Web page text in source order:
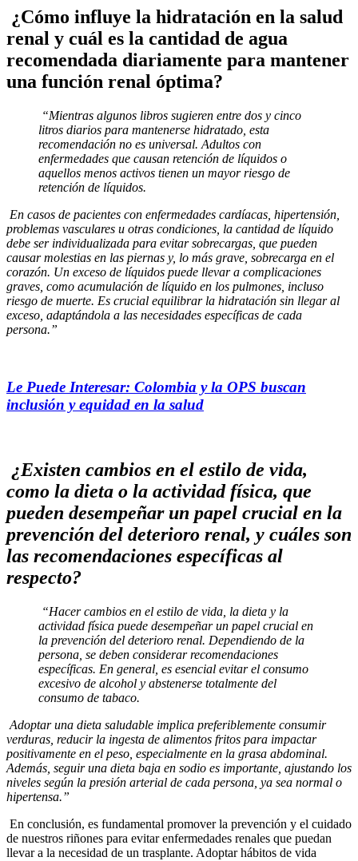
¿Cómo influye la hidratación en la salud
renal y cuál es la cantidad de agua
recomendada diariamente para mantener
una función renal óptima?
“Mientras algunos libros sugieren entre dos y cinco
litros diarios para mantenerse hidratado, esta
recomendación no es universal. Adultos con
enfermedades que causan retención de líquidos o
aquellos menos activos tienen un mayor riesgo de
retención de líquidos.
En casos de pacientes con enfermedades cardíacas, hipertensión,
problemas vasculares u otras condiciones, la cantidad de líquido
debe ser individualizada para evitar sobrecargas, que pueden
causar molestias en las piernas y, lo más grave, sobrecarga en el
corazón. Un exceso de líquidos puede llevar a complicaciones
graves, como acumulación de líquido en los pulmones, incluso
riesgo de muerte. Es crucial equilibrar la hidratación sin llegar al
exceso, adaptándola a las necesidades específicas de cada
persona.”
Le Puede Interesar: Colombia y la OPS buscan
inclusión y equidad en la salud
¿Existen cambios en el estilo de vida,
como la dieta o la actividad física, que
pueden desempeñar un papel crucial en la
prevención del deterioro renal, y cuáles son
las recomendaciones específicas al
respecto?
“Hacer cambios en el estilo de vida, la dieta y la
actividad física puede desempeñar un papel crucial en
la prevención del deterioro renal. Dependiendo de la
persona, se deben considerar recomendaciones
específicas. En general, es esencial evitar el consumo
excesivo de alcohol y abstenerse totalmente del
consumo de tabaco.
Adoptar una dieta saludable implica preferiblemente consumir
verduras, reducir la ingesta de alimentos fritos para impactar
positivamente en el peso, especialmente en la grasa abdominal.
Además, seguir una dieta baja en sodio es importante, ajustando los
niveles según la presión arterial de cada persona, ya sea normal o
hipertensa.”
En conclusión, es fundamental promover la prevención y el cuidado
de nuestros riñones para evitar enfermedades renales que puedan
llevar a la necesidad de un trasplante. Adoptar hábitos de vida